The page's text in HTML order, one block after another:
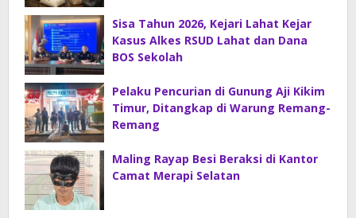
Sisa Tahun 2026, Kejari Lahat Kejar
Kasus Alkes RSUD Lahat dan Dana
BOS Sekolah
Pelaku Pencurian di Gunung Aji Kikim
Timur, Ditangkap di Warung Remang-
Remang
Maling Rayap Besi Beraksi di Kantor
Camat Merapi Selatan